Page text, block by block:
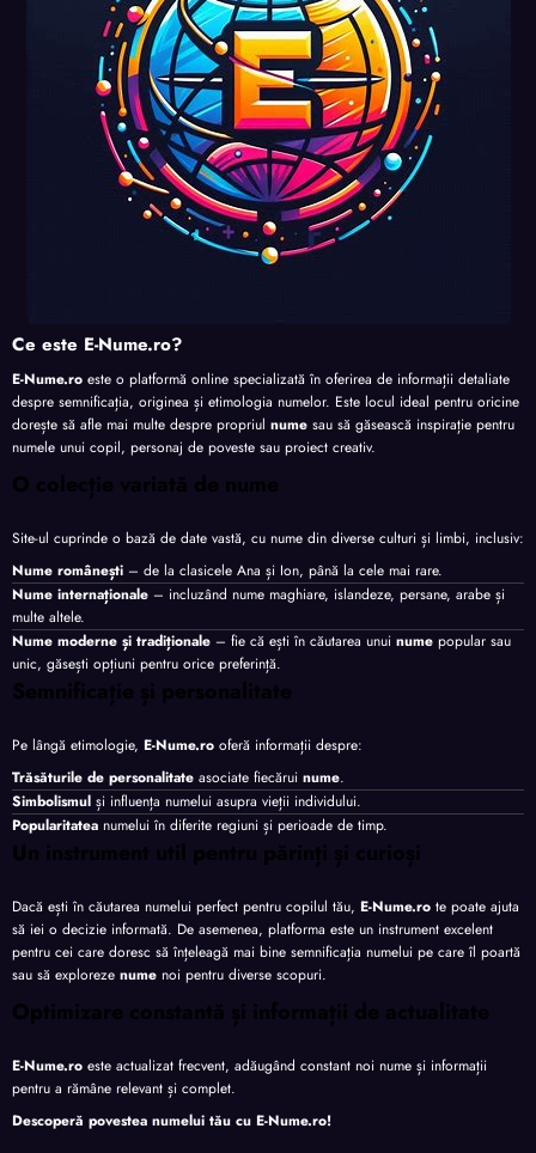
Ce este E-Nume.ro?
E-Nume.ro este o platformă online specializată în oferirea de informații detaliate
despre semnificația, originea și etimologia numelor. Este locul ideal pentru oricine
dorește să afle mai multe despre propriul nume sau să găsească inspirație pentru
numele unui copil, personaj de poveste sau proiect creativ.
O colecție variată de nume
Site-ul cuprinde o bază de date vastă, cu nume din diverse culturi și limbi, inclusiv:
Nume românești – de la clasicele Ana și Ion, până la cele mai rare.
Nume internaționale – incluzând nume maghiare, islandeze, persane, arabe și
multe altele.
Nume moderne și tradiționale – fie că ești în căutarea unui nume popular sau
unic, găsești opțiuni pentru orice preferință.
Semnificație și personalitate
Pe lângă etimologie, E-Nume.ro oferă informații despre:
Trăsăturile de personalitate asociate fiecărui nume.
Simbolismul și influența numelui asupra vieții individului.
Popularitatea numelui în diferite regiuni și perioade de timp.
Un instrument util pentru părinți și curioși
Dacă ești în căutarea numelui perfect pentru copilul tău, E-Nume.ro te poate ajuta
să iei o decizie informată. De asemenea, platforma este un instrument excelent
pentru cei care doresc să înțeleagă mai bine semnificația numelui pe care îl poartă
sau să exploreze nume noi pentru diverse scopuri.
Optimizare constantă și informații de actualitate
E-Nume.ro este actualizat frecvent, adăugând constant noi nume și informații
pentru a rămâne relevant și complet.
Descoperă povestea numelui tău cu E-Nume.ro!